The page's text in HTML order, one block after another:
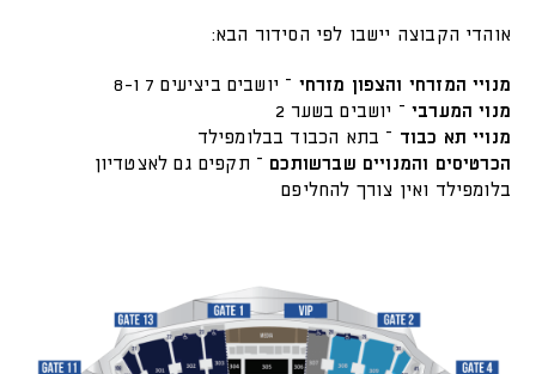
אוהדי הקבוצה יישבו לפי הסידור הבא:
מנויי המזרחי והצפון מזרחי – יושבים ביציעים 7 ו-8
מנוי המערבי– יושבים בשער 2
מנויי תא כבוד – בתא הכבוד בבלומפילד
הכרטיסים והמנויים שברשותכם – תקפים גם לאצטדיון
בלומפילד ואין צורך להחליפם